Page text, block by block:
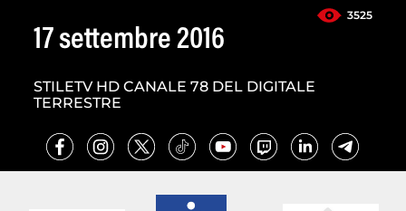
3525
17 settembre 2016
STILETV HD CANALE 78 DEL DIGITALE
TERRESTRE